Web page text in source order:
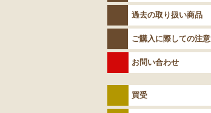
過去の取り扱い商品
ご購入に際しての注意
お問い合わせ
買受